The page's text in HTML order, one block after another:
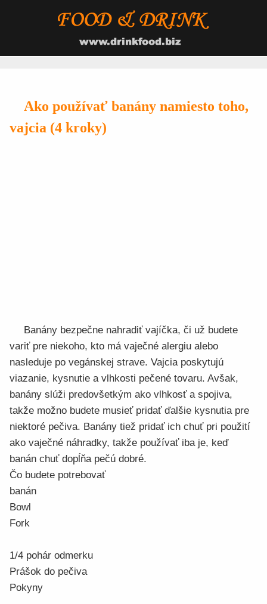
Ako používať banány namiesto toho,
vajcia (4 kroky)
Banány bezpečne nahradiť vajíčka, či už budete
variť pre niekoho, kto má vaječné alergiu alebo
nasleduje po vegánskej strave. Vajcia poskytujú
viazanie, kysnutie a vlhkosti pečené tovaru. Avšak,
banány slúži predovšetkým ako vlhkosť a spojiva,
takže možno budete musieť pridať ďalšie kysnutia pre
niektoré pečiva. Banány tiež pridať ich chuť pri použití
ako vaječné náhradky, takže používať iba je, keď
banán chuť dopĺňa pečú dobré.
Čo budete potrebovať
banán
Bowl
Fork
1/4 pohár odmerku
Prášok do pečiva
Pokyny